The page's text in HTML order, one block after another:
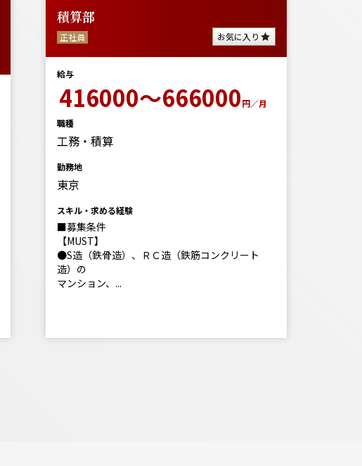
積算部
正社員 お気に入り
給与
416000～666000円／月
職種
工務・積算
勤務地
東京
スキル・求める経験
■募集条件
【MUST】
●S造（鉄骨造）、ＲＣ造（鉄筋コンクリート
造）の
マンション、...